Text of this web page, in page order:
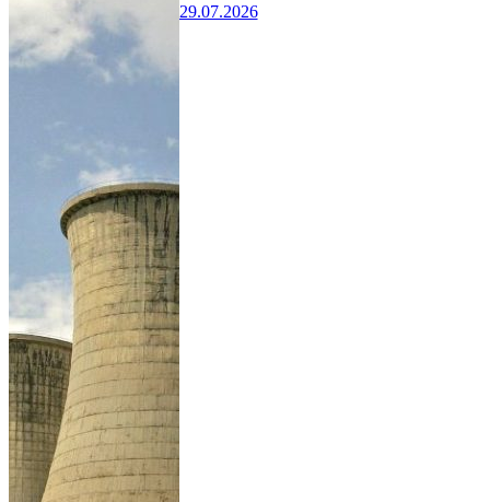
29.07.2026